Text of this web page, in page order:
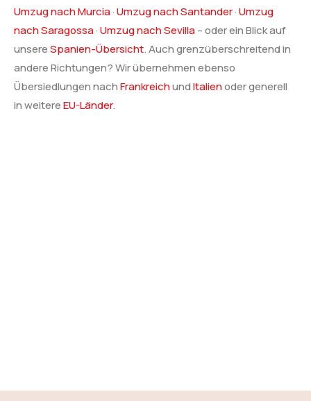
Umzug nach Murcia·Umzug nach Santander·Umzug
nach Saragossa·Umzug nach Sevilla– oder ein Blick auf
unsereSpanien-Übersicht. Auch grenzüberschreitend in
andere Richtungen? Wir übernehmen ebenso
Übersiedlungen nachFrankreichundItalienoder generell
in weitereEU-Länder.